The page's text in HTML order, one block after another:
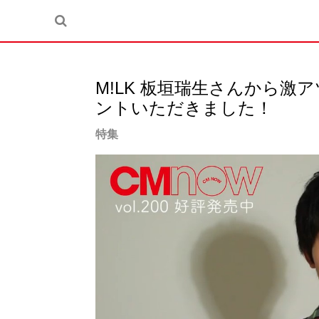
M!LK 板垣瑞生さんから激
ントいただきました！
特集